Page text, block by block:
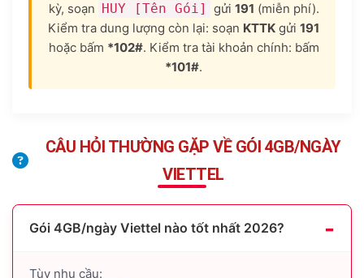
kỳ, soạn HUY [Tên Gói] gửi 191 (miễn phí).
Kiểm tra dung lượng còn lại: soạn KTTK gửi 191
hoặc bấm *102#. Kiểm tra tài khoản chính: bấm
*101#.
CÂU HỎI THƯỜNG GẶP VỀ GÓI 4GB/NGÀY
VIETTEL
Gói 4GB/ngày Viettel nào tốt nhất 2026?
Tùy nhu cầu: